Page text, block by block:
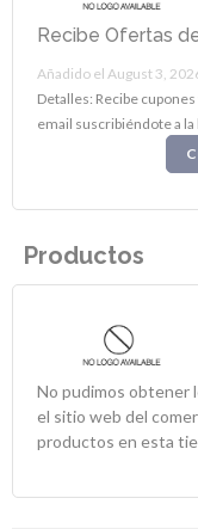
Recibe Ofertas
Añadido el August 3,
Detalles: Recibe
email suscribiéndote a
Productos
No pudimos obtener
el sitio web del
productos en esta